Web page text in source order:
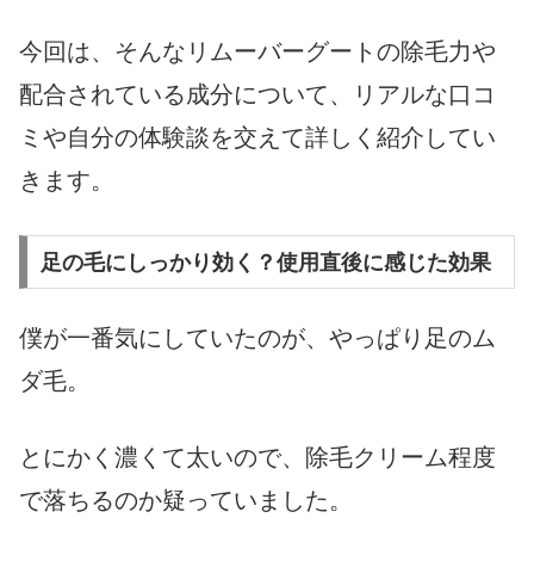
今回は、そんなリムーバーグートの除毛力や
配合されている成分について、リアルな口コ
ミや自分の体験談を交えて詳しく紹介してい
きます。
足の毛にしっかり効く？使用直後に感じた効果
僕が一番気にしていたのが、やっぱり足のム
ダ毛。
とにかく濃くて太いので、除毛クリーム程度
で落ちるのか疑っていました。